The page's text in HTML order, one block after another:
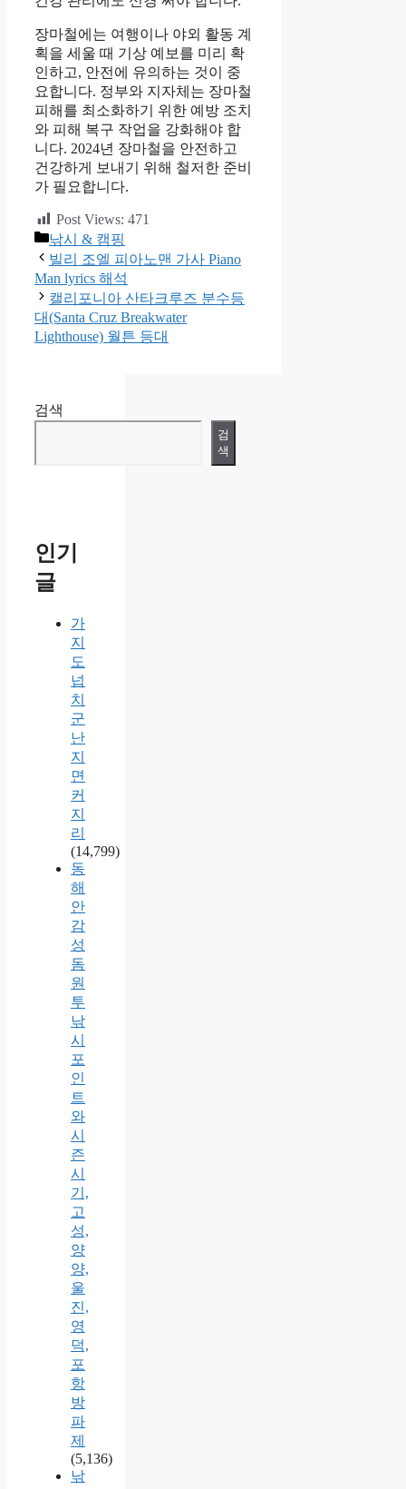
장마철에는 여행이나 야외 활동 계
획을 세울 때 기상 예보를 미리 확
인하고, 안전에 유의하는 것이 중
요합니다. 정부와 지자체는 장마철
피해를 최소화하기 위한 예방 조치
와 피해 복구 작업을 강화해야 합
니다. 2024년 장마철을 안전하고
건강하게 보내기 위해 철저한 준비
가 필요합니다.
Post Views: 471
카
테
고
리
낚시 & 캠핑
빌리 조엘 피아노맨 가사 Piano
Man lyrics 해석
캘리포니아 산타크루즈 분수등
대(Santa Cruz Breakwater
Lighthouse) 월튼 등대
검색
검
색
인기
글
가
지
도
넙
치
군
난
지
면
커
지
리
(14,799)
동
해
안
감
성
돔
원
투
낚
시
포
인
트
와
시
즌
시
기,
고
성,
양
양,
울
진,
영
덕,
포
항
방
파
제
(5,136)
낚